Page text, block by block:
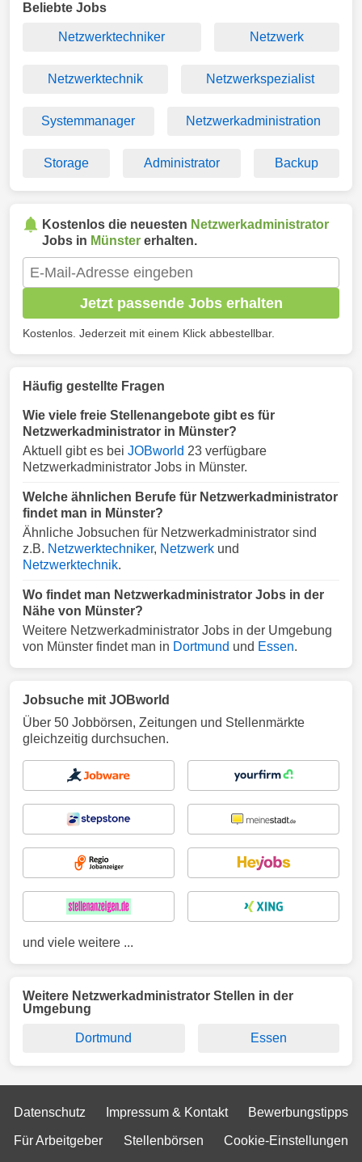
Beliebte Jobs
Netzwerktechniker Netzwerk
Netzwerktechnik Netzwerkspezialist
Systemmanager Netzwerkadministration
Storage Administrator Backup
Kostenlos die neuesten Netzwerkadministrator
Jobs in Münster erhalten.
Jetzt passende Jobs erhalten
Kostenlos. Jederzeit mit einem Klick abbestellbar.
Häufig gestellte Fragen
Wie viele freie Stellenangebote gibt es für
Netzwerkadministrator in Münster?
Aktuell gibt es bei JOBworld 23 verfügbare
Netzwerkadministrator Jobs in Münster.
Welche ähnlichen Berufe für Netzwerkadministrator
findet man in Münster?
Ähnliche Jobsuchen für Netzwerkadministrator sind
z.B. Netzwerktechniker, Netzwerk und
Netzwerktechnik.
Wo findet man Netzwerkadministrator Jobs in der
Nähe von Münster?
Weitere Netzwerkadministrator Jobs in der Umgebung
von Münster findet man in Dortmund und Essen.
Jobsuche mit JOBworld
Über 50 Jobbörsen, Zeitungen und Stellenmärkte
gleichzeitig durchsuchen.
und viele weitere ...
Weitere Netzwerkadministrator Stellen in der
Umgebung
Dortmund Essen
Datenschutz Impressum & Kontakt Bewerbungstipps
Für Arbeitgeber Stellenbörsen Cookie-Einstellungen